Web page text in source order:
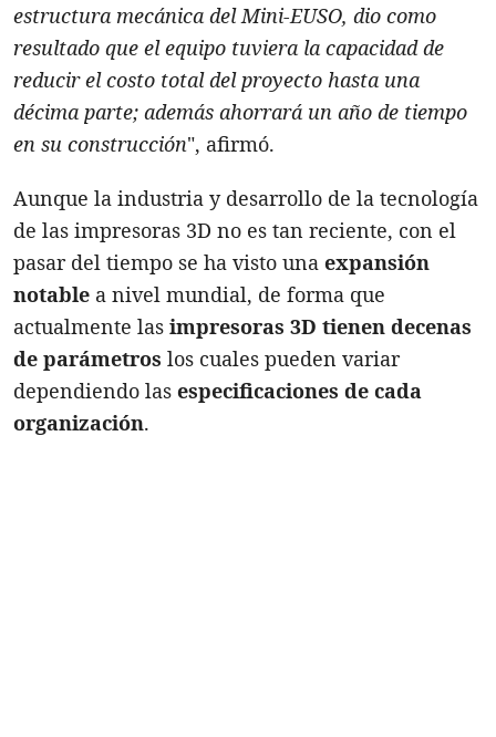
estructura mecánica del Mini-EUSO, dio como
resultado que el equipo tuviera la capacidad de
reducir el costo total del proyecto hasta una
décima parte; además ahorrará un año de tiempo
en su construcción", afirmó.
Aunque la industria y desarrollo de la tecnología
de las impresoras 3D no es tan reciente, con el
pasar del tiempo se ha visto una expansión
notable a nivel mundial, de forma que
actualmente las impresoras 3D tienen decenas
de parámetros los cuales pueden variar
dependiendo las especificaciones de cada
organización.